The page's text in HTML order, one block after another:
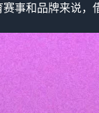
事和品牌来说